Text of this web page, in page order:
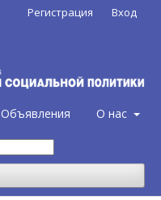
Объявления О нас
Регистрация Вход